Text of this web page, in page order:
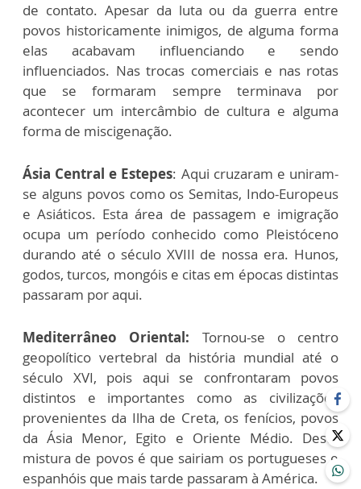
de contato. Apesar da luta ou da guerra entre
povos historicamente inimigos, de alguma forma
elas acabavam influenciando e sendo
influenciados. Nas trocas comerciais e nas rotas
que se formaram sempre terminava por
acontecer um intercâmbio de cultura e alguma
forma de miscigenação.
Ásia Central e Estepes: Aqui cruzaram e uniram-
se alguns povos como os Semitas, Indo-Europeus
e Asiáticos. Esta área de passagem e imigração
ocupa um período conhecido como Pleistóceno
durando até o século XVIII de nossa era. Hunos,
godos, turcos, mongóis e citas em épocas distintas
passaram por aqui.
Mediterrâneo Oriental: Tornou-se o centro
geopolítico vertebral da história mundial até o
século XVI, pois aqui se confrontaram povos
distintos e importantes como as civilizações
provenientes da Ilha de Creta, os fenícios, povos
da Ásia Menor, Egito e Oriente Médio. Desta
mistura de povos é que sairiam os portugueses e
espanhóis que mais tarde passaram à América.